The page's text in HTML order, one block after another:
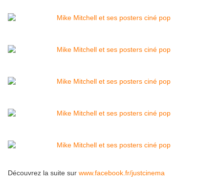
Découvrez la suite sur www.facebook.fr/justcinema